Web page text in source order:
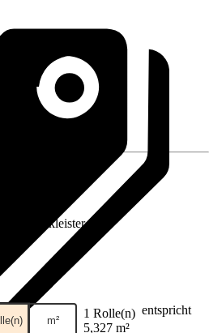
m² 1 Rolle(n) entspricht
5,327 m²